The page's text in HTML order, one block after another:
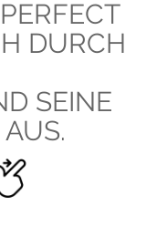
DURCH
SEINE